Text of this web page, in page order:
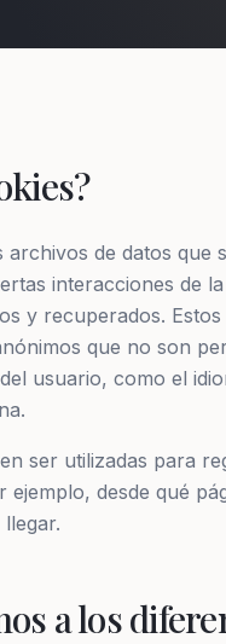
de datos que
interacciones de
y recuperados.
que no son
usuario, como el
ser utilizadas para
ejemplo, desde qué
a los